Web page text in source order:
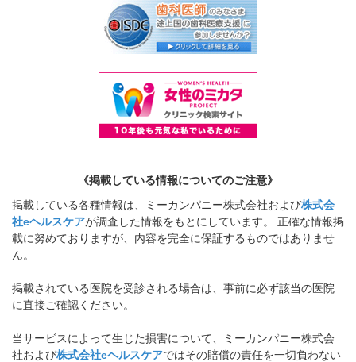
《掲載している情報についてのご注意》
掲載している各種情報は、ミーカンパニー株式会社および株式会
社eヘルスケアが調査した情報をもとにしています。 正確な情報掲
載に努めておりますが、内容を完全に保証するものではありませ
ん。
掲載されている医院を受診される場合は、事前に必ず該当の医院
に直接ご確認ください。
当サービスによって生じた損害について、ミーカンパニー株式会
社および株式会社eヘルスケアではその賠償の責任を一切負わない